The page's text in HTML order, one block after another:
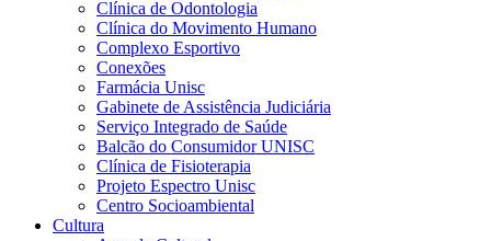
Clínica de Odontologia
Clínica do Movimento Humano
Complexo Esportivo
Conexões
Farmácia Unisc
Gabinete de Assistência Judiciária
Serviço Integrado de Saúde
Balcão do Consumidor UNISC
Clínica de Fisioterapia
Projeto Espectro Unisc
Centro Socioambiental
Cultura